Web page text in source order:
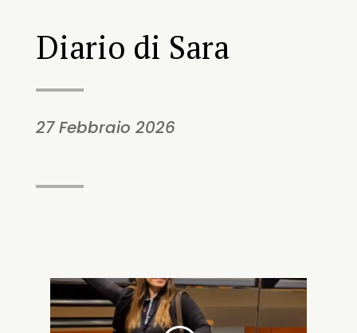
Diario di Sara
27 Febbraio 2026